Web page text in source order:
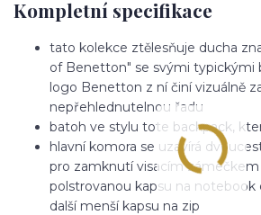
Kompletní specifikace
tato kolekce ztělesňuje ducha
of Benetton" se svými typickými
logo Benetton z ní činí vizuálně
nepřehlednutelnou řadu
batoh ve stylu tote backpack,
hlavní komora se uzavírá
pro zamknutí visacím
polstrovanou kapsu na notebook
další menší kapsu na zip